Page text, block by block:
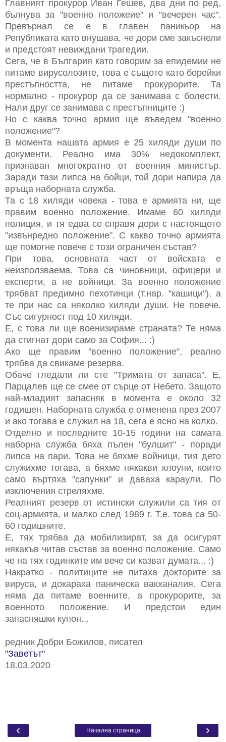
Главният прокурор Иван Гешев, два дни по ред,
бълнува за "военно положеие" и "вечерен час".
Превърнал се е в главен паникьор на
Републиката като внушава, че дори сме закъснели
и предстоят невиждани трагедии.
Сега, че в България като говорим за епидемии не
питаме вирусолозите, това е същото като борейки
престъпността, не питаме прокурорите. Та
нормално - прокурор да се занимава с болести.
Нали друг се занимава с престъпниците :)
Но с каква точно армия ще въведем "военно
положение"?
В момента нашата армия е 25 хиляди души по
документи. Реално има 30% недокомплект,
признаван многократно от военния министър.
Заради тази липса на бойци, той дори напира да
връща наборната служба.
Та с 18 хиляди човека - това е армията ни, ще
правим военно положение. Имаме 60 хиляди
полиция, и тя едва се справя дори с настоящото
"извънредно положение". С какво точно армията
ще помогне повече с този ограничен състав?
При това, основната част от войската е
неизползваема. Това са чиновници, офицери и
експерти, а не войници. За военно положение
трябват предимно пехотинци (т.нар. "кашици"), а
те при нас са няколко хиляди души. Не повече.
Със сигурност под 10 хиляди.
Е, с това ли ще военизираме страната? Те няма
да стигнат дори само за София... :)
Ако ще правим "военно положение", реално
трябва да свикаме резерва.
Обаче гледали ли сте "Тримата от запаса". Е,
Парцалев ще се смее от сърце от Небето. Защото
най-младият запасняк в момента е около 32
годишен. Наборната служба е отменена през 2007
и ако тогава е служил на 18, сега е ясно на колко.
Отделно и последните 10-15 години на самата
наборна служба бяха пълен "булшит" - поради
липса на пари. Това не бяхме войници, тия дето
служихме тогава, а бяхме някакви клоуни, които
само въртяха "сапунки" и даваха караули. По
изключения стреляхме.
Реалният резерв от истински служили са тия от
соц-армията, и малко след 1989 г. Т.е. това са 50-
60 годишните.
Е, тях трябва да мобилизират, за да осигурят
някакъв читав състав за военно положение. Само
че на тях годинките им вече си казват думата... :)
Накратко - политиците не питаха докторите за
вируса, и докараха паническа вакханалия. Сега
няма да питаме военните, а прокурорите, за
военното положение. И предстои един
запасняшки купон...
редник Добри Божилов, писател
"Заветът"
18.03.2020
‹ ›
Начална страница